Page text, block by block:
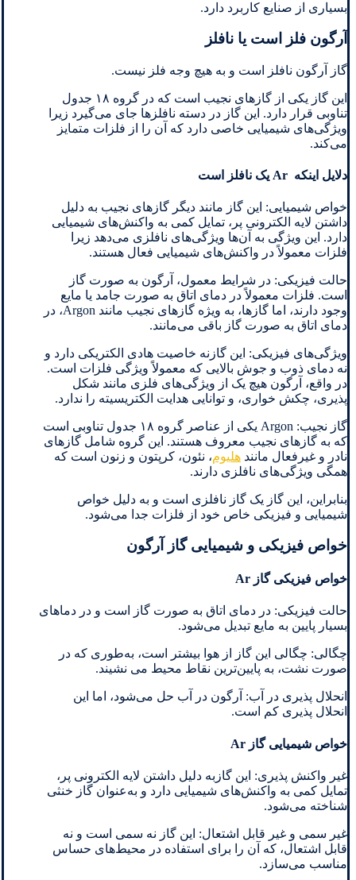
بسیاری از صنایع کاربرد دارد.
آرگون فلز است یا نافلز
گاز آرگون نافلز است و به هیچ وجه فلز نیست.
این گاز یکی از گازهای نجیب است که در گروه ۱۸ جدول
تناوبی قرار دارد. این گاز در دسته نافلزها جای می‌گیرد زیرا
ویژگی‌های شیمیایی خاصی دارد که آن را از فلزات متمایز
می‌کند.
دلایل اینکه Ar یک نافلز است
خواص شیمیایی: این گاز مانند دیگر گازهای نجیب به دلیل
داشتن لایه الکترونی پر، تمایل کمی به واکنش‌های شیمیایی
دارد. این ویژگی به آن‌ها ویژگی‌های نافلزی می‌دهد زیرا
فلزات معمولاً در واکنش‌های شیمیایی فعال هستند.
حالت فیزیکی: در شرایط معمول، آرگون به صورت گاز
است. فلزات معمولاً در دمای اتاق به صورت جامد یا مایع
وجود دارند، اما گازها، به ‌ویژه گازهای نجیب مانند Argon، در
دمای اتاق به صورت گاز باقی می‌مانند.
ویژگی‌های فیزیکی: این گازنه خاصیت هادی الکتریکی دارد و
نه دمای ذوب و جوش بالایی که معمولاً ویژگی فلزات است.
در واقع، آرگون هیچ‌ یک از ویژگی‌های فلزی مانند شکل
‌پذیری، چکش ‌خواری، و توانایی هدایت الکتریسیته را ندارد.
گاز نجیب: Argon یکی از عناصر گروه ۱۸ جدول تناوبی است
که به گازهای نجیب معروف هستند. این گروه شامل گازهای
نادر و غیرفعال مانند هلیوم، نئون، کرپتون و زنون است که
همگی ویژگی‌های نافلزی دارند.
بنابراین، این گاز یک گاز نافلزی است و به دلیل خواص
شیمیایی و فیزیکی خاص خود از فلزات جدا می‌شود.
خواص فیزیکی و شیمیایی گاز آرگون
خواص فیزیکی گاز Ar
حالت فیزیکی: در دمای اتاق به صورت گاز است و در دماهای
بسیار پایین به مایع تبدیل می‌شود.
چگالی: چگالی این گاز از هوا بیشتر است، به‌طوری‌ که در
صورت نشت، به پایین‌ترین نقاط محیط می ‌نشیند.
انحلال‌ پذیری در آب: آرگون در آب حل می‌شود، اما این
انحلال ‌پذیری کم است.
خواص شیمیایی گاز Ar
غیر واکنش ‌پذیری: این گازبه دلیل داشتن لایه الکترونی پر،
تمایل کمی به واکنش‌های شیمیایی دارد و به‌عنوان گاز خنثی
شناخته می‌شود.
غیر سمی و غیر قابل اشتعال: این گاز نه سمی است و نه
قابل اشتعال، که آن را برای استفاده در محیط‌های حساس
مناسب می‌سازد.